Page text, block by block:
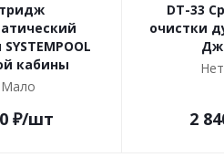
кабины
Мало
₽/шт
DT-33
очистки
2